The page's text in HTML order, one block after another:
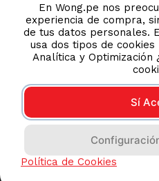
Esta tienda usa Niubiz
En Wong.pe nos
experiencia de compra,
de tus datos personales.
usa dos tipos de
Analítica y Optimización
Sí
Política de Cookies